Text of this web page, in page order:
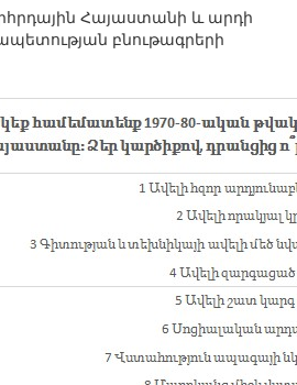
Հայաստանի և արդի
բնութագրերի